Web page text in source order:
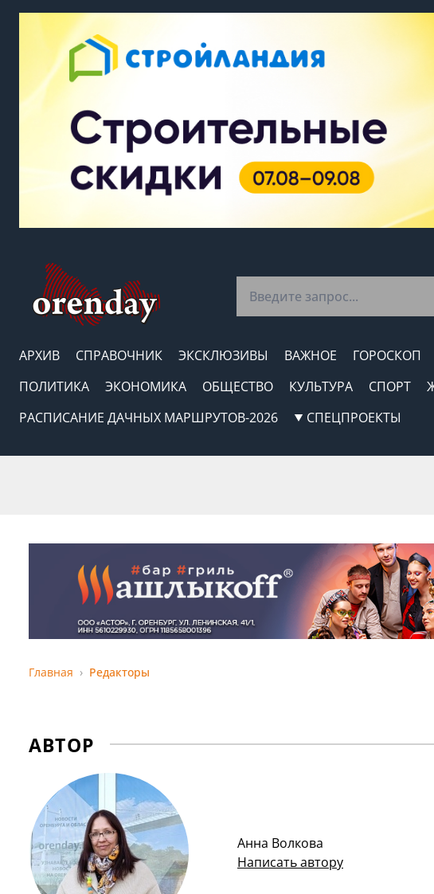
АРХИВ СПРАВОЧНИК ЭКСКЛЮЗИВЫ ВАЖНОЕ ГОРОСКОП
ПОЛИТИКА
ЭКОНОМИКА ОБЩЕСТВО КУЛЬТУРА СПОРТ
РАСПИСАНИЕ ДАЧНЫХ МАРШРУТОВ-2026
СПЕЦПРОЕКТЫ
Главная Редакторы
АВТОР
Анна Волкова
Написать автору